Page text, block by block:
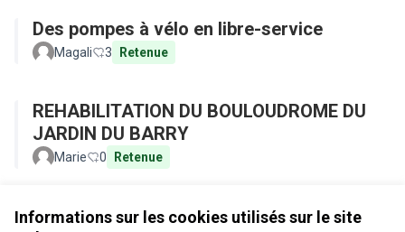
Informations sur les cookies utilisés sur le site
Des pompes à vélo en libre-service
Magali 3 Retenue
REHABILITATION DU BOULOUDROME DU
JARDIN DU BARRY
Marie 0 Retenue